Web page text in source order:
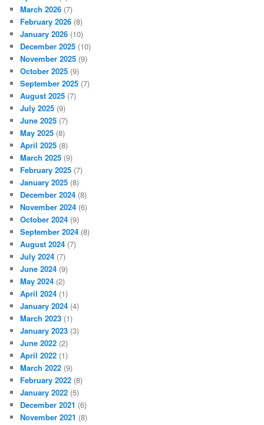
March 2026 (7)
February 2026 (8)
January 2026 (10)
December 2025 (10)
November 2025 (9)
October 2025 (9)
September 2025 (7)
August 2025 (7)
July 2025 (9)
June 2025 (7)
May 2025 (8)
April 2025 (8)
March 2025 (9)
February 2025 (7)
January 2025 (8)
December 2024 (8)
November 2024 (6)
October 2024 (9)
September 2024 (8)
August 2024 (7)
July 2024 (7)
June 2024 (9)
May 2024 (2)
April 2024 (1)
January 2024 (4)
March 2023 (1)
January 2023 (3)
June 2022 (2)
April 2022 (1)
March 2022 (9)
February 2022 (8)
January 2022 (5)
December 2021 (6)
November 2021 (8)